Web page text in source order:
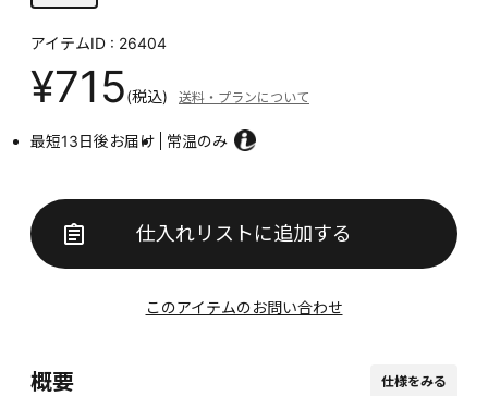
アイテムID : 26404
¥715(税込) 送料・プランについて
最短13日後お届け 常温のみ
仕入れリストに追加する
このアイテムのお問い合わせ
概要 仕様をみる